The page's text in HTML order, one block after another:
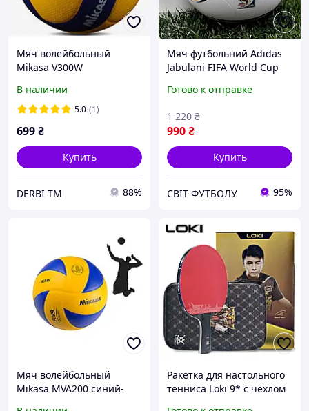
Мяч волейбольный
Mikasa V300W
В наличии
5.0 (1)
699₴
Купить
DERBI TM 88%
Мяч футбольний Adidas
Jabulani FIFA World Cup
Готово к отправке
990₴
1 220 ₴
Купить
СВІТ ФУТБОЛУ 95%
Мяч волейбольный
Mikasa MVA200 синий-
Ракетка для настольного
тенниса Loki 9* с чехлом